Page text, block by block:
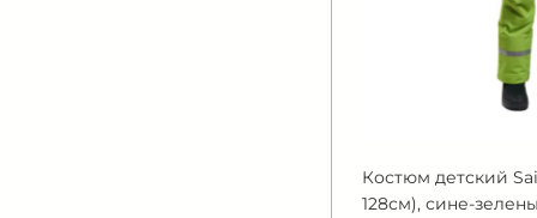
Костюм детский
128см), сине-